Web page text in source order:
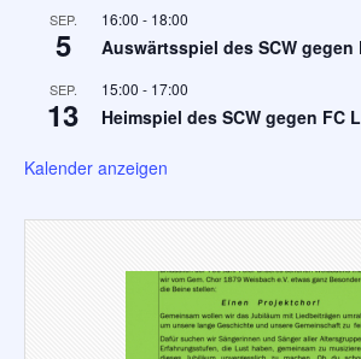
SEP.
5
16:00 - 18:00
Auswärtsspiel des SCW gegen
SEP.
13
15:00 - 17:00
Heimspiel des SCW gegen FC
Kalender anzeigen